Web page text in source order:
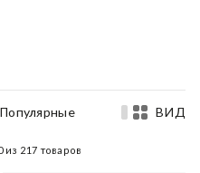
ВИД
из 217 товаров